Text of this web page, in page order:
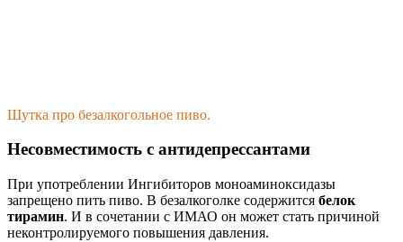
Шутка про безалкогольное пиво.
Несовместимость с антидепрессантами
При употреблении Ингибиторов моноаминоксидазы
запрещено пить пиво. В безалкоголке содержится белок
тирамин. И в сочетании с ИМАО он может стать причиной
неконтролируемого повышения давления.